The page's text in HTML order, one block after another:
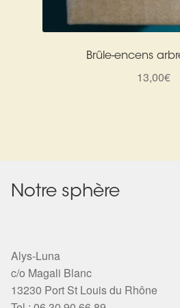
Brûle-encens
13,00€
Notre sphère
Alys-Luna
c/o Magali Blanc
13230 Port St Louis du Rhône